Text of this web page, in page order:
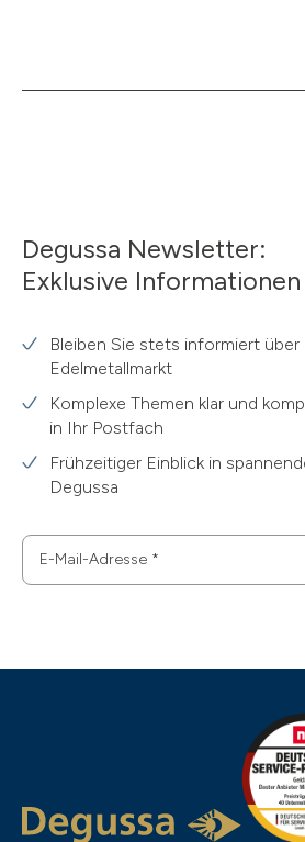
Degussa Newsletter:
Exklusive
Bleiben Sie stets informiert
Edelmetallmarkt
Komplexe Themen klar und
in Ihr Postfach
Frühzeitiger Einblick in
Degussa
E-Mail-Adresse *